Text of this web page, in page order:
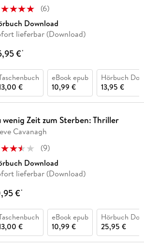
(6)
Download
lieferbar (Download)
€*
€
eBook epub
10,99 €
Hörbuch
13,95 €
wenig Zeit zum Sterben: Thriller
Cavanagh
(9)
Download
lieferbar (Download)
€*
€
eBook epub
10,99 €
Hörbuch
25,95 €